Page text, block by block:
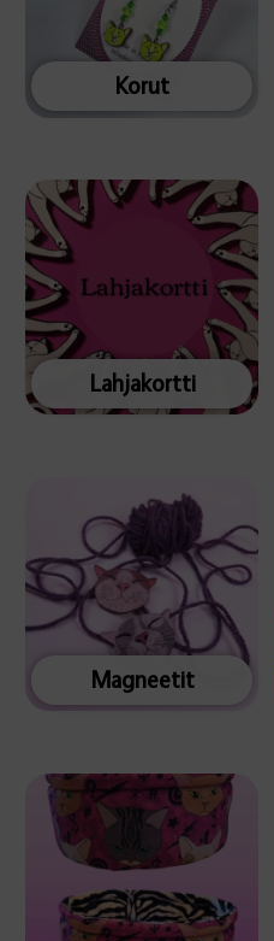
Korut
Lahjakortti
Magneetit